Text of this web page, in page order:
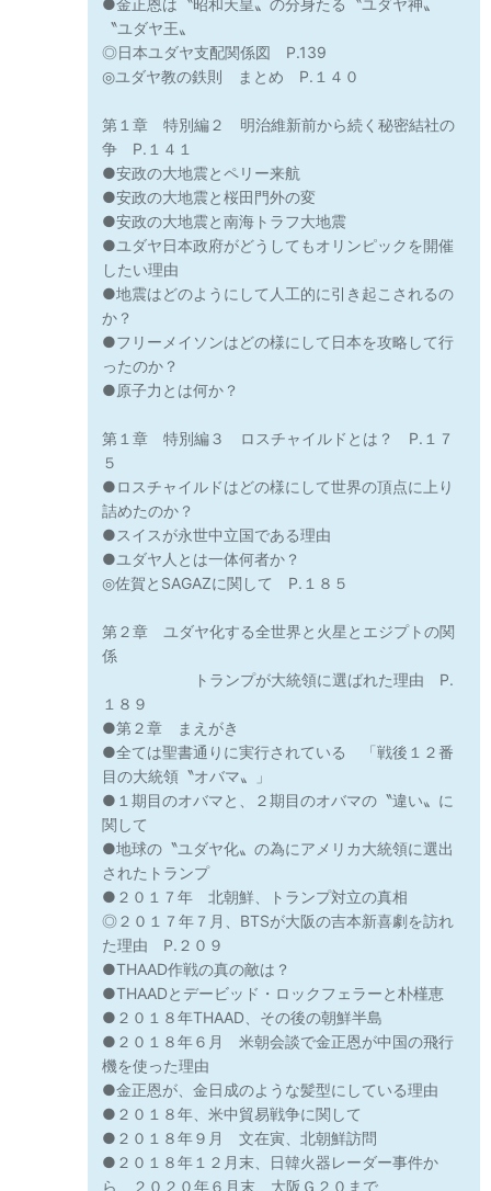
●金正恩は〝昭和天皇〟の分身たる〝ユダヤ神〟
〝ユダヤ王〟
◎日本ユダヤ支配関係図 P.139
◎ユダヤ教の鉄則 まとめ P.１４０
第１章 特別編２ 明治維新前から続く秘密結社の
争 P.１４１
●安政の大地震とペリー来航
●安政の大地震と桜田門外の変
●安政の大地震と南海トラフ大地震
●ユダヤ日本政府がどうしてもオリンピックを開催
したい理由
●地震はどのようにして人工的に引き起こされるの
か？
●フリーメイソンはどの様にして日本を攻略して行
ったのか？
●原子力とは何か？
第１章 特別編３ ロスチャイルドとは？ P.１７
５
●ロスチャイルドはどの様にして世界の頂点に上り
詰めたのか？
●スイスが永世中立国である理由
●ユダヤ人とは一体何者か？
◎佐賀とSAGAZに関して P.１８５
第２章 ユダヤ化する全世界と火星とエジプトの関
係
トランプが大統領に選ばれた理由 P.
１８９
●第２章 まえがき
●全ては聖書通りに実行されている 「戦後１２番
目の大統領〝オバマ〟」
●１期目のオバマと、２期目のオバマの〝違い〟に
関して
●地球の〝ユダヤ化〟の為にアメリカ大統領に選出
されたトランプ
●２０１７年 北朝鮮、トランプ対立の真相
◎２０１７年７月、BTSが大阪の吉本新喜劇を訪れ
た理由 P.２０９
●THAAD作戦の真の敵は？
●THAADとデービッド・ロックフェラーと朴槿恵
●２０１８年THAAD、その後の朝鮮半島
●２０１８年６月 米朝会談で金正恩が中国の飛行
機を使った理由
●金正恩が、金日成のような髪型にしている理由
●２０１８年、米中貿易戦争に関して
●２０１８年９月 文在寅、北朝鮮訪問
●２０１８年１２月末、日韓火器レーダー事件か
ら、２０２０年６月末、大阪Ｇ２０まで